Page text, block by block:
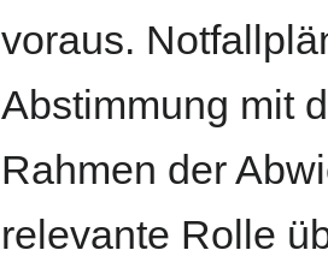
voraus.
Abstimmung mit
Rahmen der
relevante Rolle